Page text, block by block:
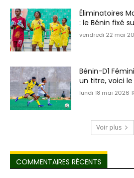
Éliminatoires
: le Bénin fixé
vendredi 22 mai
Bénin-D1
un titre, voici
lundi 18 mai 2026
Voir plus
COMMENTAIRES RÉCENTS